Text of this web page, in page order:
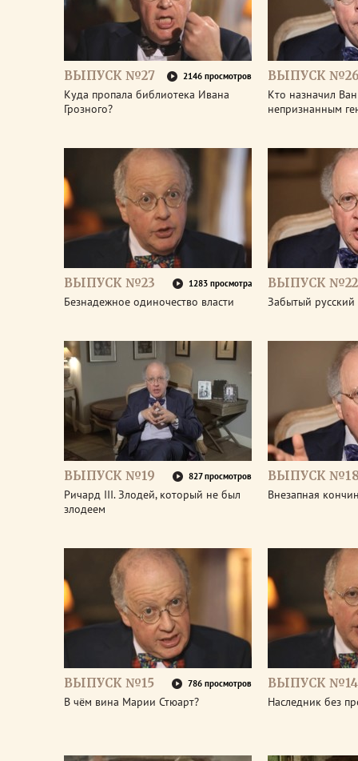
ВЫПУСК №27 2146 просмотров
Куда пропала библиотека Ивана
Грозного?
ВЫПУСК
Кто назначил Ван
непризнанным
ВЫПУСК №23 1283 просмотра
Безнадежное одиночество власти
ВЫПУСК №22
Забытый русский
ВЫПУСК №19 827 просмотров
Ричард III. Злодей, который не был
злодеем
ВЫПУСК
Внезапная
ВЫПУСК №15 786 просмотров
В чём вина Марии Стюарт?
ВЫПУСК №14
Наследник без